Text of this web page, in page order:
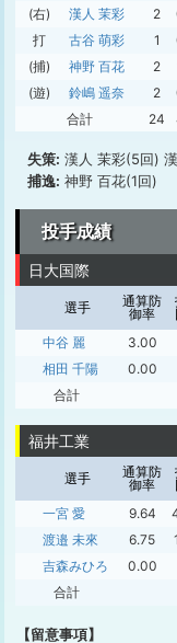
(右)
漢人 茉彩 2
打
古谷 萌彩 1
(捕)
神野 百花 2
(遊)
鈴嶋 遥奈 2
合計
24
失策: 漢人 茉彩(5回)
捕逸: 神野 百花(1回)
投手成績
日大国際
選手
通算防
御率
中谷 麗
3.00
相田 千陽
0.00
合計
福井工業
選手
通算防
御率
一宮 愛
9.64
渡邉 未來
6.75
吉森みひろ
0.00
合計
【留意事項】